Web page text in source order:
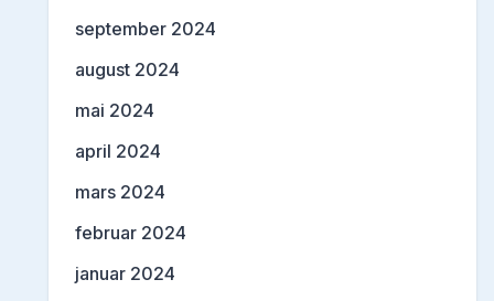
september 2024
august 2024
mai 2024
april 2024
mars 2024
februar 2024
januar 2024